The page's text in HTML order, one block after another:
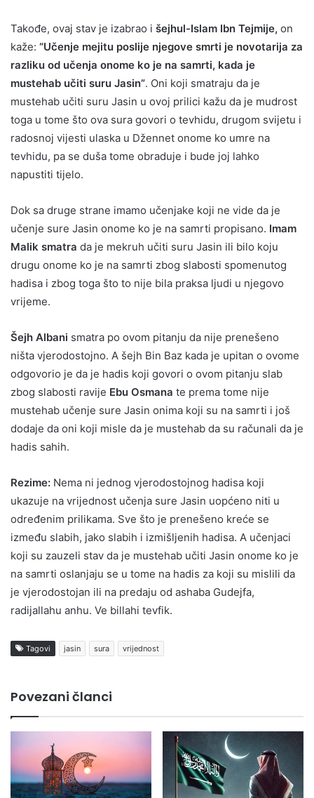
Takođe, ovaj stav je izabrao i šejhul-Islam Ibn Tejmije, on
kaže: “Učenje mejitu poslije njegove smrti je novotarija za
razliku od učenja onome ko je na samrti, kada je
mustehab učiti suru Jasin”. Oni koji smatraju da je
mustehab učiti suru Jasin u ovoj prilici kažu da je mudrost
toga u tome što ova sura govori o tevhidu, drugom svijetu i
radosnoj vijesti ulaska u Džennet onome ko umre na
tevhidu, pa se duša tome obraduje i bude joj lahko
napustiti tijelo.
Dok sa druge strane imamo učenjake koji ne vide da je
učenje sure Jasin onome ko je na samrti propisano. Imam
Malik smatra da je mekruh učiti suru Jasin ili bilo koju
drugu onome ko je na samrti zbog slabosti spomenutog
hadisa i zbog toga što to nije bila praksa ljudi u njegovo
vrijeme.
Šejh Albani smatra po ovom pitanju da nije prenešeno
ništa vjerodostojno. A šejh Bin Baz kada je upitan o ovome
odgovorio je da je hadis koji govori o ovom pitanju slab
zbog slabosti ravije Ebu Osmana te prema tome nije
mustehab učenje sure Jasin onima koji su na samrti i još
dodaje da oni koji misle da je mustehab da su računali da je
hadis sahih.
Rezime: Nema ni jednog vjerodostojnog hadisa koji
ukazuje na vrijednost učenja sure Jasin uopćeno niti u
određenim prilikama. Sve što je prenešeno kreće se
između slabih, jako slabih i izmišljenih hadisa. A učenjaci
koji su zauzeli stav da je mustehab učiti Jasin onome ko je
na samrti oslanjaju se u tome na hadis za koji su mislili da
je vjerodostojan ili na predaju od ashaba Gudejfa,
radijallahu anhu. Ve billahi tevfik.
Tagovi jasin sura vrijednost
Povezani članci